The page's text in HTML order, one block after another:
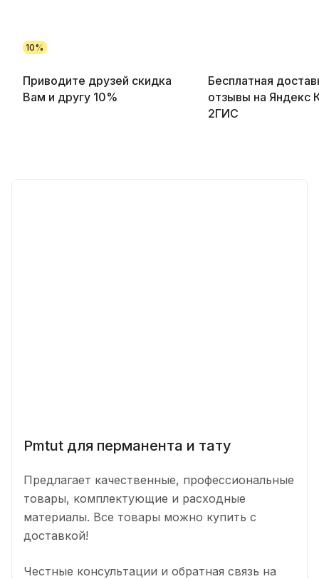
10%
Приводите друзей скидка
Вам и другу 10%
Бесплатная
отзывы на Яндекс
2ГИС
Pmtut для перманента и тату
Предлагает качественные, профессиональные
товары, комплектующие и расходные
материалы. Все товары можно купить с
доставкой!
Честные консультации и обратная связь на